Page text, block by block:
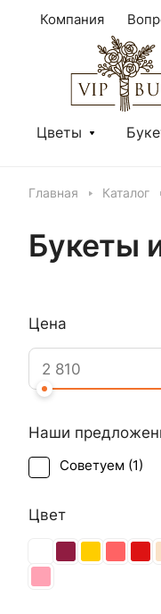
Компания
Цветы
Главная Каталог
Букеты
Цена
Наши
Советуем (1)
Цвет